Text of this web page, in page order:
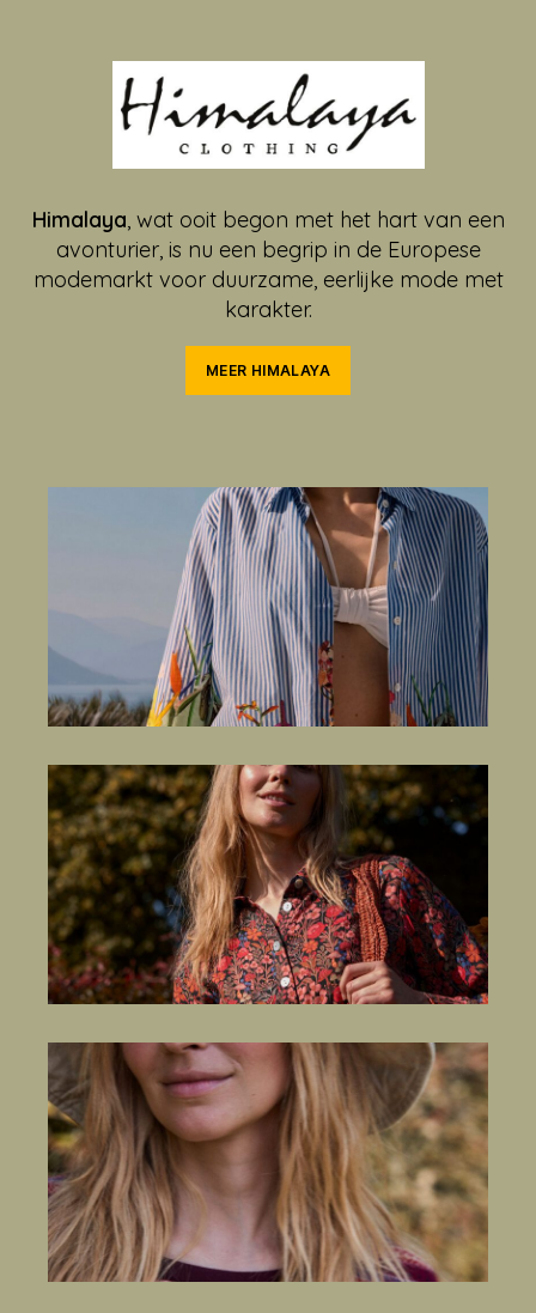
Himalaya, wat ooit begon met het hart van een
avonturier, is nu een begrip in de Europese
modemarkt voor duurzame, eerlijke mode met
karakter.
MEER HIMALAYA